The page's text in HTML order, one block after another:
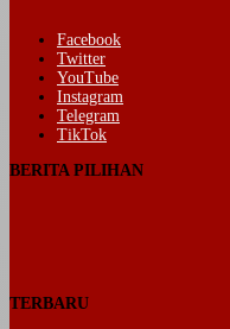
Facebook
Twitter
YouTube
Instagram
Telegram
TikTok
BERITA PILIHAN
TERBARU